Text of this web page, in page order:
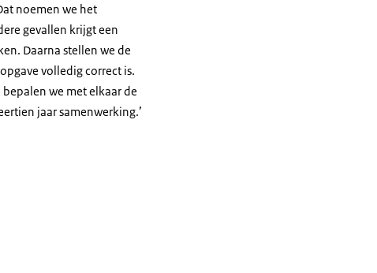
noemen we het
gevallen krijgt een
Daarna stellen we de
volledig correct is.
we met elkaar de
jaar samenwerking.’